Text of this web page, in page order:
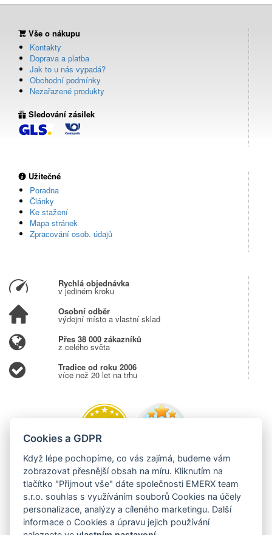
Vše o nákupu
Kontakty
Doprava a platba
Jak to u nás vypadá?
Obchodní podmínky
Nezařazené produkty
Sledování zásilek
Užitečné
Poradna
Články
Ke stažení
Mapa stránek
Zpracování osob. údajů
Rychlá objednávka
v jediném kroku
Osobní odběr
výdejní místo a vlastní sklad
Přes 38 000 zákazníků
z celého světa
Tradice od roku 2006
více než 20 let na trhu
Cookies a GDPR
Když lépe pochopíme, co vás zajímá, budeme vám
zobrazovat přesnější obsah na míru. Kliknutím na
tlačítko "Přijmout vše" dáte společnosti EMERX team
s.r.o. souhlas s využíváním souborů Cookies na účely
personalizace, analýzy a cíleného marketingu. Další
informace o Cookies a úpravu jejich používání